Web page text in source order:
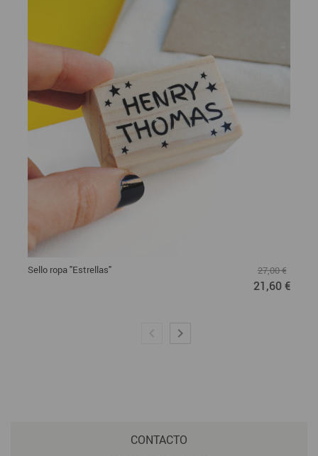
Sello ropa "Estrellas" 27,00 €
21,60 €
CONTACTO